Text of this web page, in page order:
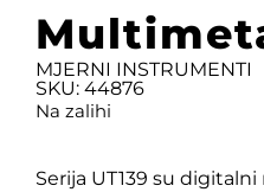
MJERNI INSTRUMENTI
SKU: 44876
Na zalihi
Serija UT139 su